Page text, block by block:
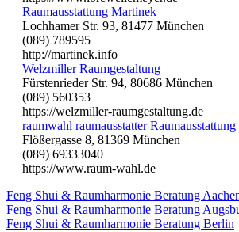
Raumausstattung Martinek
Lochhamer Str. 93, 81477 München
(089) 789595
http://martinek.info
Welzmiller Raumgestaltung
Fürstenrieder Str. 94, 80686 München
(089) 560353
https://welzmiller-raumgestaltung.de
raumwahl raumausstatter Raumausstattung
Flößergasse 8, 81369 München
(089) 69333040
https://www.raum-wahl.de
Feng Shui & Raumharmonie Beratung
Feng Shui & Raumharmonie Beratung
Feng Shui & Raumharmonie Beratung Berlin